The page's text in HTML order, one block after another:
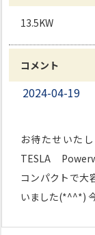
13.5KW
コメント
2024-04-19
お待たせいた
TESLA
コンパクトで大
いました(*^^*)